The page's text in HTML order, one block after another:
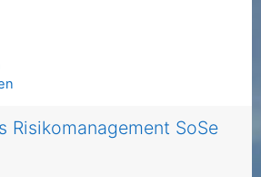
Risikomanagement SoSe